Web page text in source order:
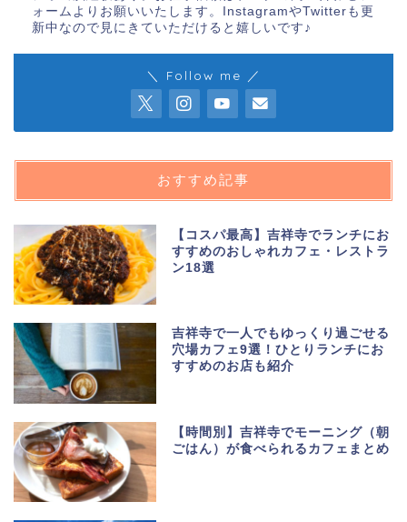
ォームよりお願いいたします。InstagramやTwitterも更
新中なので見にきていただけると嬉しいです♪
＼ Follow me ／
おすすめ記事
【コスパ最高】吉祥寺でランチにお
すすめのおしゃれカフェ・レストラ
ン18選
吉祥寺で一人でもゆっくり過ごせる
穴場カフェ9選！ひとりランチにお
すすめのお店も紹介
【時間別】吉祥寺でモーニング（朝
ごはん）が食べられるカフェまとめ